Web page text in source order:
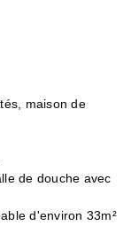
maison de
de douche avec
d'environ 33m²